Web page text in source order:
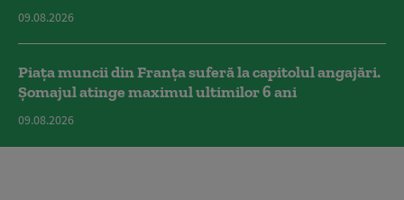
09.08.2026
Piața muncii din Franța suferă la capitolul angajări.
Șomajul atinge maximul ultimilor 6 ani
09.08.2026